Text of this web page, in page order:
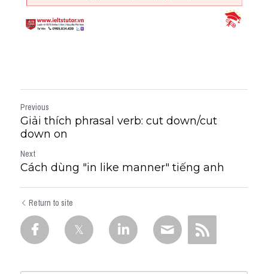
Previous
Giải thích phrasal verb: cut down/cut
down on
Next
Cách dùng "in like manner" tiếng anh
Return to site